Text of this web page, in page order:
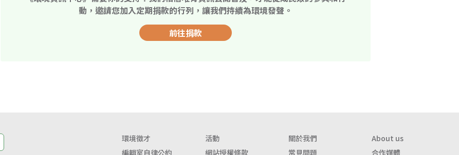
動，邀請您加入定期捐款的行列，讓我們持續為環境發聲。
前往捐款
環境徵才 活動 關於我們
About us
編輯室自律公約
網站授權條款 常見問題 合作媒體